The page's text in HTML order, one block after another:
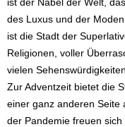
des Luxus und der
ist die Stadt der
Religionen, voller
vielen Sehenswürdigkeiten.
Zur Adventzeit bietet die
einer ganz anderen Seite
der Pandemie freuen